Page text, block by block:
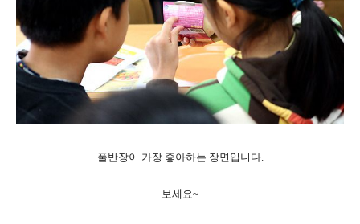
풀반장이 가장 좋아하는 장면입니다.
보세요~